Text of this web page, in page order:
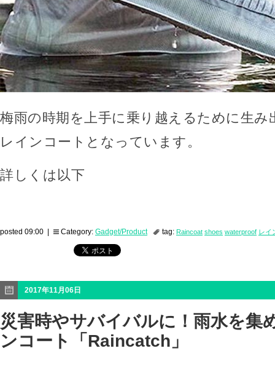
梅雨の時期を上手に乗り越えるために生み
レインコートとなっています。
詳しくは以下
posted 09:00 | Category: Gadget/Product tag: Raincoat shoes waterproof レイ
2017年11月06日
災害時やサバイバルに！雨水を集
ンコート「Raincatch」